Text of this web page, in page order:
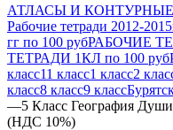
АТЛАСЫ И
Рабочие тетради 2012-
гг по 100 рубРАБОЧИЕ
ТЕТРАДИ 1КЛ по 100 руб
класс11 класс1 класс2
класс8 класс9 класс
—5 Класс География
(НДС 10%)